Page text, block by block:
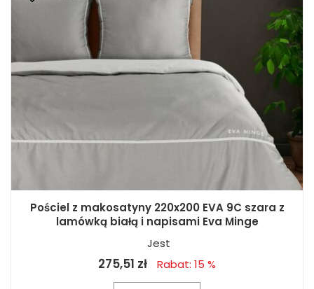
Pościel z makosatyny 220x200 EVA 9C szara z
lamówką białą i napisami Eva Minge
Jest
275,51 zł Rabat: 15 %